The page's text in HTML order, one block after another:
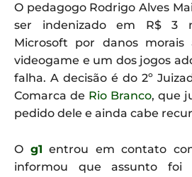
O pedagogo Rodrigo Alves
ser indenizado em R$ 3
Microsoft por danos
videogame e um dos jogos
falha. A decisão é do 2º
Comarca de Rio Branco, que
pedido dele e ainda cabe
O g1 entrou em contato
informou que assunto foi